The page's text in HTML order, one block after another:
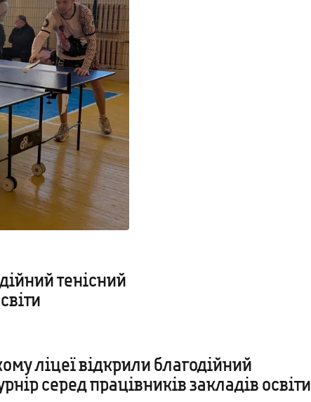
тенісний
ліцеї відкрили благодійний
серед працівників закладів освіти